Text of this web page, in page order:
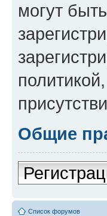
могут
Общие
Список форумов